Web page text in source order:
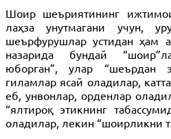
Шоир шеъриятининг
лаҳза унутмагани учун,
шеърфурушлар устидан ҳам
назарида бундай
юборган”, улар “шеърдан
гиламлар ясай оладилар,
еб, унвонлар, орденлар
“ялтироқ этикнинг
оладилар, лекин “шоирликни